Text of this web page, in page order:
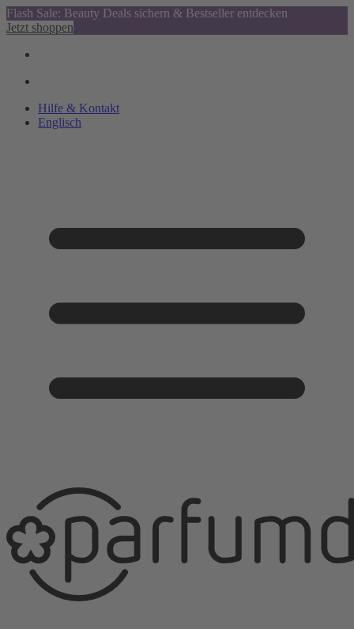
Flash Sale: Beauty Deals sichern & Bestseller entdecken
Jetzt shoppen
Hilfe & Kontakt
Englisch